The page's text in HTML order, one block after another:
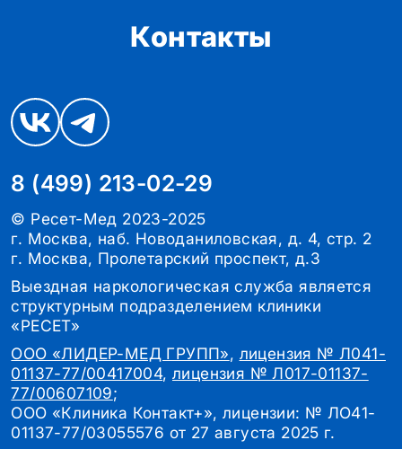
Контакты
8 (499) 213-02-29
© Ресет-Мед 2023-2025
г. Москва, наб. Новоданиловская, д. 4, стр. 2
г. Москва, Пролетарский проспект, д.3
Выездная наркологическая служба является
структурным подразделением клиники
«РЕСЕТ»
ООО «ЛИДЕР-МЕД ГРУПП», лицензия № Л041-
01137-77/00417004, лицензия № Л017-01137-
77/00607109;
ООО «Клиника Контакт+», лицензии: № ЛО41-
01137-77/03055576 от 27 августа 2025 г.